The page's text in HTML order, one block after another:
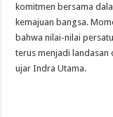
komitmen bersama
kemajuan bangsa.
bahwa nilai-nilai
terus menjadi landasan
ujar Indra Utama.